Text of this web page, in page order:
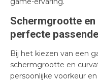
Schermgrootte
perfecte
Bij het kiezen van een
schermgrootte en
persoonlijke voorkeur